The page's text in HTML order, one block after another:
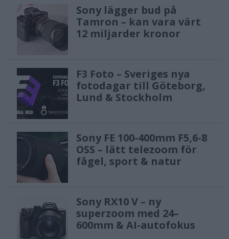
Sony lägger bud på
Tamron – kan vara värt
12 miljarder kronor
F3 Foto – Sveriges nya
fotodagar till Göteborg,
Lund & Stockholm
Sony FE 100-400mm F5,6-8
OSS – lätt telezoom för
fågel, sport & natur
Sony RX10 V – ny
superzoom med 24–
600mm & AI-autofokus